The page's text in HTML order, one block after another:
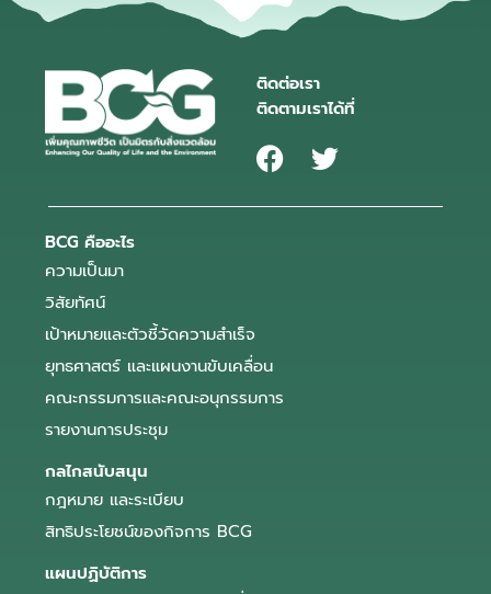
ติดต่อเรา
ติดตามเราได้ที่
BCG คืออะไร
ความเป็นมา
วิสัยทัศน์
เป้าหมายและตัวชี้วัดความสำเร็จ
ยุทธศาสตร์ และแผนงานขับเคลื่อน
คณะกรรมการและคณะอนุกรรมการ
รายงานการประชุม
กลไกสนับสนุน
กฎหมาย และระเบียบ
สิทธิประโยชน์ของกิจการ BCG
แผนปฏิบัติการ